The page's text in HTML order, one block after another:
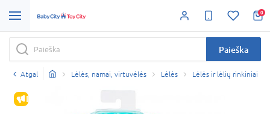
0
Paieška
Atgal Lėlės, namai, virtuvėlės Lėlės Lėlės ir lėlių rinkiniai
IŠPARDAVIMAS